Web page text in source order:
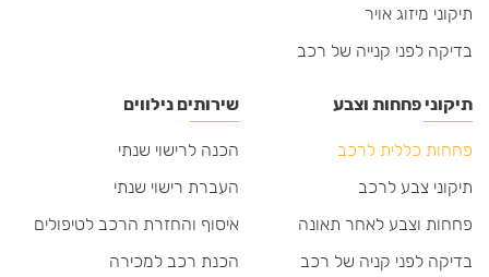
תיקוני מיזוג אויר
בדיקה לפני קנייה של רכב
תיקוני פחחות וצבע
פחחות כללית לרכב
תיקוני צבע לרכב
פחחות וצבע לאחר תאונה
בדיקה לפני קניה של רכב
שירותים נילווים
הכנה לרישוי שנתי
העברת רישוי שנתי
איסוף והחזרת הרכב לטיפולים
הכנת רכב למכירה